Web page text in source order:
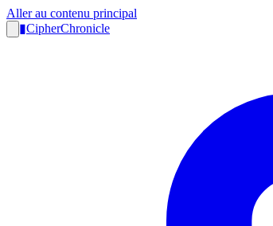
Aller au contenu principal
▮CipherChronicle